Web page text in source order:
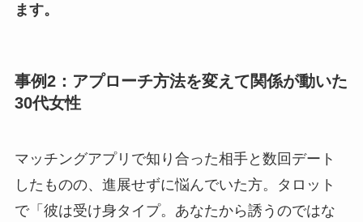
ます。
事例2：アプローチ方法を変えて関係が動いた
30代女性
マッチングアプリで知り合った相手と数回デート
したものの、進展せずに悩んでいた方。タロット
で「彼は受け身タイプ。あなたから誘うのではな